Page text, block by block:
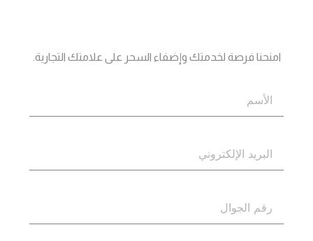
امنحنا فرصة لخدمتك وإضفاء السحر على علامتك التجارية.